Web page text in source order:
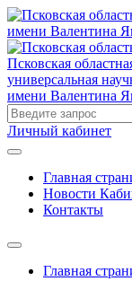
Псковская
универсальная
имени Валентина
Личный кабинет
Главная
Новости
Контакты
Главная